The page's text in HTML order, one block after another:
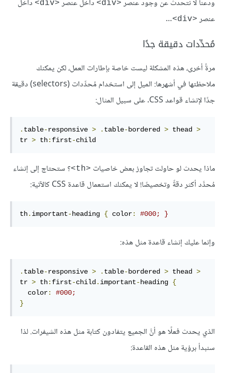
ودعنا لا نتحدث عن وجود عنصر <div> داخل عنصر <div>
داخل
عنصر <div>
…
مُحدِّدات دقيقة جدًا
مرةً أخرى، هذه المشكلة ليست خاصة بإطارات العمل، لكن يمكنك
ملاحظتها في أشهرها: الميل إلى استخدام مُحدِّدات (selectors) دقيقة
جدًا لإنشاء قواعد CSS. على سبيل المثال:
. table-responsive > . table-bordered > thead >
tr > th: first-child
ماذا يحدث لو حاولت تجاوز بعض خاصيات <th>
؟ ستحتاج إلى إنشاء
مُحدَّد أكثر دقةً وتخصيصًا! لا يمكنك استعمال قاعدة CSS كالآتية:
th. important-heading { color: #000; }
وإنما عليك إنشاء قاعدة مثل هذه:
. table-responsive > . table-bordered > thead >
tr > th: first-child . important-heading {
  color
:
#000;
}
الذي يحدث فعلًا هو أنَّ الجميع يتفادون كتابة مثل هذه الشيفرات. لذا
سنبدأ برؤية مثل هذه القاعدة: